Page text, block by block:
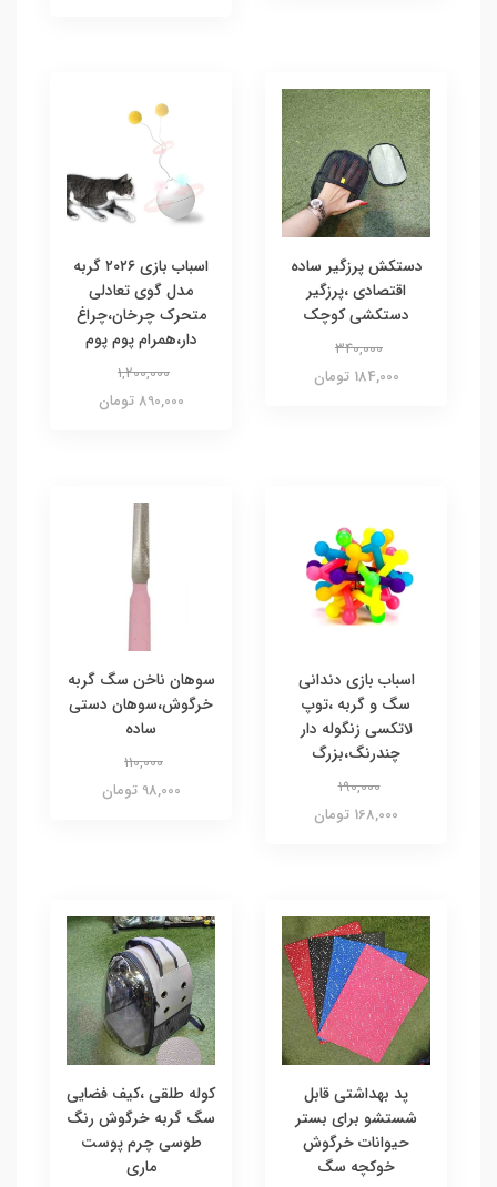
دستکش پرزگیر ساده
اقتصادی ،پرزگیر
دستکشی کوچک
340,000
184,000 تومان
اسباب بازی ۲۰۲۶ گربه
مدل گوی تعادلی
متحرک چرخان،چراغ
دار،همرام پوم پوم
1,200,000
890,000 تومان
اسباب بازی دندانی
سگ و گربه ،توپ
لاتکسی زنگوله دار
چندرنگ،بزرگ
190,000
168,000 تومان
سوهان ناخن سگ گربه
خرگوش،سوهان دستی
ساده
110,000
98,000 تومان
پد بهداشتی قابل
شستشو برای بستر
حیوانات خرگوش
خوکچه سگ
کوله طلقی ،کیف فضایی
سگ گربه خرگوش رنگ
طوسی چرم پوست
ماری